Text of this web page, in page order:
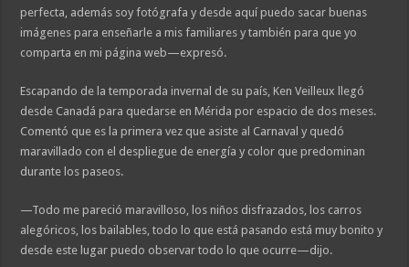
perfecta, además soy fotógrafa y desde aquí puedo sacar buenas
imágenes para enseñarle a mis familiares y también para que yo
comparta en mi página web—expresó.
Escapando de la temporada invernal de su país, Ken Veilleux llegó
desde Canadá para quedarse en Mérida por espacio de dos meses.
Comentó que es la primera vez que asiste al Carnaval y quedó
maravillado con el despliegue de energía y color que predominan
durante los paseos.
—Todo me pareció maravilloso, los niños disfrazados, los carros
alegóricos, los bailables, todo lo que está pasando está muy bonito y
desde este lugar puedo observar todo lo que ocurre—dijo.